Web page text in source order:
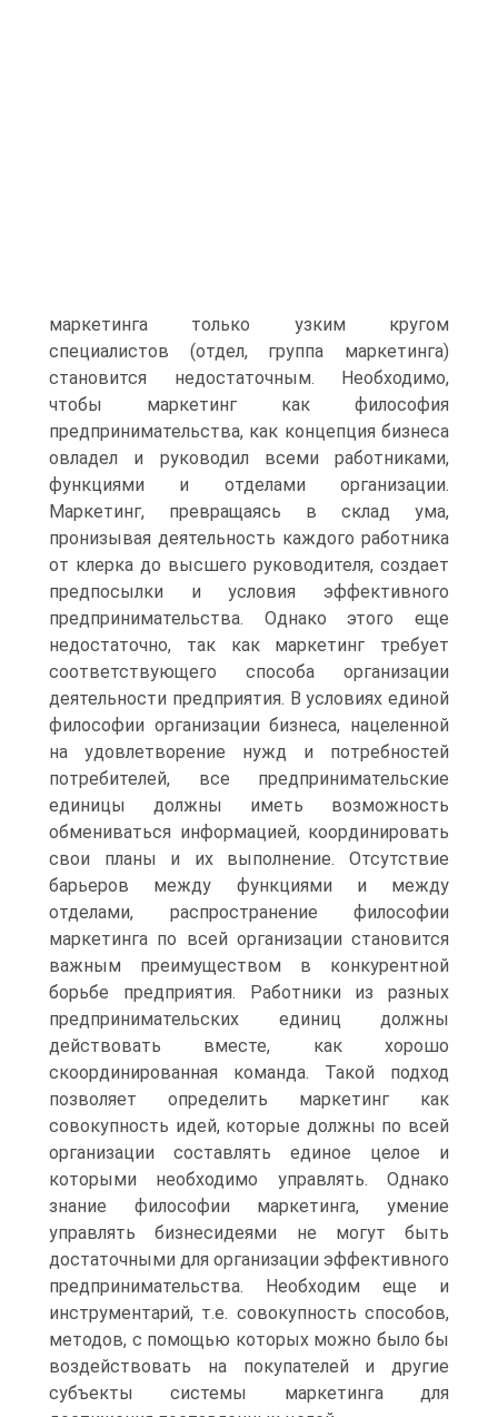
маркетинга только узким кругом
специалистов (отдел, группа маркетинга)
становится недостаточным. Необходимо,
чтобы маркетинг как философия
предпринимательства, как концепция бизнеса
овладел и руководил всеми работниками,
функциями и отделами организации.
Маркетинг, превращаясь в склад ума,
пронизывая деятельность каждого работника
от клерка до высшего руководителя, создает
предпосылки и условия эффективного
предпринимательства. Однако этого еще
недостаточно, так как маркетинг требует
соответствующего способа организации
деятельности предприятия. В условиях единой
философии организации бизнеса, нацеленной
на удовлетворение нужд и потребностей
потребителей, все предпринимательские
единицы должны иметь возможность
обмениваться информацией, координировать
свои планы и их выполнение. Отсутствие
барьеров между функциями и между
отделами, распространение философии
маркетинга по всей организации становится
важным преимуществом в конкурентной
борьбе предприятия. Работники из разных
предпринимательских единиц должны
действовать вместе, как хорошо
скоординированная команда. Такой подход
позволяет определить маркетинг как
совокупность идей, которые должны по всей
организации составлять единое целое и
которыми необходимо управлять. Однако
знание философии маркетинга, умение
управлять бизнесидеями не могут быть
достаточными для организации эффективного
предпринимательства. Необходим еще и
инструментарий, т.е. совокупность способов,
методов, с помощью которых можно было бы
воздействовать на покупателей и другие
субъекты системы маркетинга для